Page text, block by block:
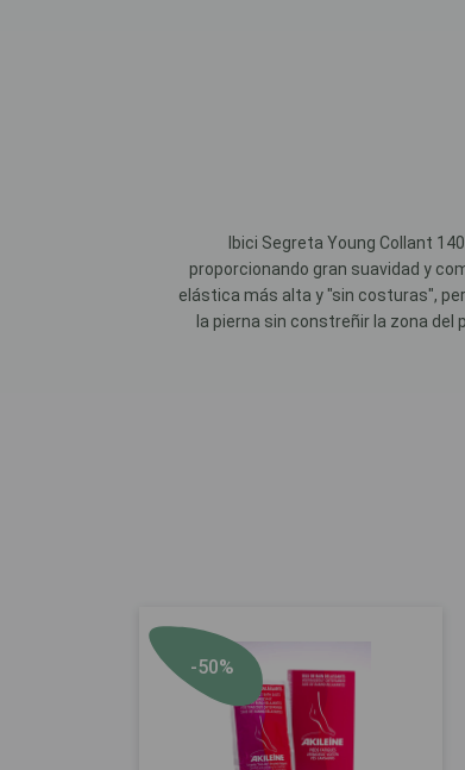
Ibici Segreta Young Collant
proporcionando gran suavidad y
elástica más alta y "sin costuras",
la pierna sin constreñir la zona del
-50%